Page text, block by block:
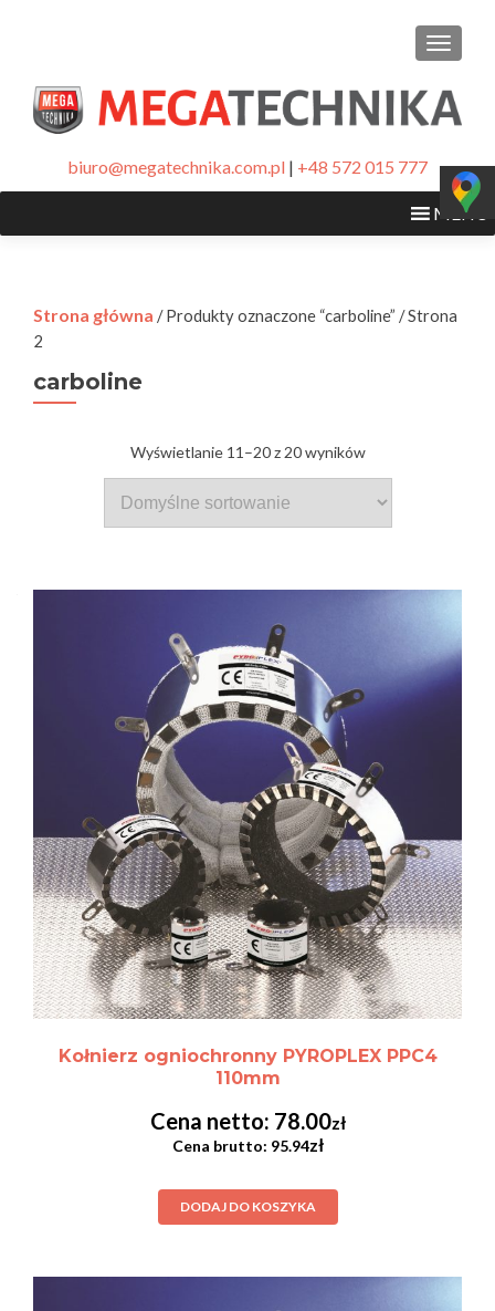
biuro@megatechnika.com.pl | +48 572 015 777
MENU
Strona główna / Produkty oznaczone “carboline” / Strona
2
carboline
Wyświetlanie 11–20 z 20 wyników
Kołnierz ogniochronny PYROPLEX PPC4
110mm
78.00zł
95.94zł
DODAJ DO KOSZYKA